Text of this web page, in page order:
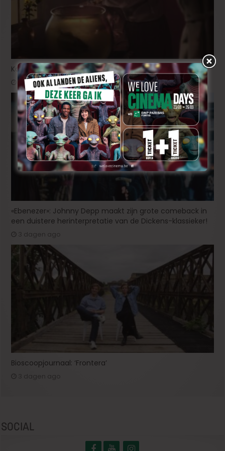
Korte animatiefilm ‘Melk’ nu ook uitgenodigd voor TIFF
2 dagen ago
«Ebenezer»: Johnny Depp maakt zijn grote comeback in
een duistere herinterpretatie van de Dickens-klassieker!
3 dagen ago
Bioscoopjournaal: ‘Frontera’
SOCIAL